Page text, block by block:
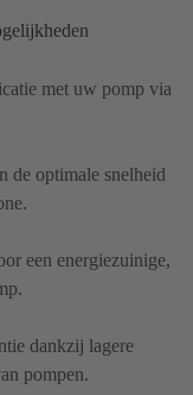
met uw pomp via
de optimale snelheid
een energiezuinige,
dankzij lagere
pompen.